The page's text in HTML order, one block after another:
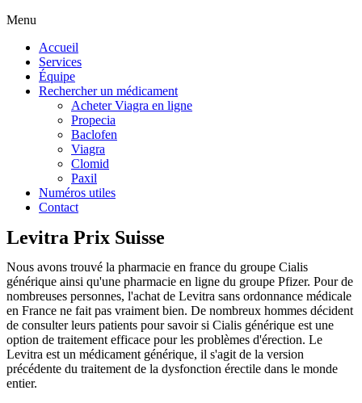
Menu
Accueil
Services
Équipe
Rechercher un médicament
Acheter Viagra en ligne
Propecia
Baclofen
Viagra
Clomid
Paxil
Numéros utiles
Contact
Levitra Prix Suisse
Nous avons trouvé la pharmacie en france du groupe Cialis
générique ainsi qu'une pharmacie en ligne du groupe Pfizer. Pour de
nombreuses personnes, l'achat de Levitra sans ordonnance médicale
en France ne fait pas vraiment bien. De nombreux hommes décident
de consulter leurs patients pour savoir si Cialis générique est une
option de traitement efficace pour les problèmes d'érection. Le
Levitra est un médicament générique, il s'agit de la version
précédente du traitement de la dysfonction érectile dans le monde
entier.